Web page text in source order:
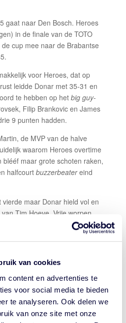
van cookies
content en advertenties te
voor social media te bieden
te analyseren. Ook delen we
van onze site met onze
gaat naar Den Bosch. Heroes
in de finale van de TOTO
cup mee naar de Brabantse
voor Heroes, dat op
leidde Donar met 35-31 en
te hebben op het big guy-
Filip Brankovic en James
9 punten hadden.
de MVP van de halve
waarom Heroes overtime
blééf maar grote schoten raken,
halfcourt buzzerbeatereind
maar Donar hield vol en
Tim Hoeve. Vrije worpen
Dorsey-Walker brachten
Justin Kier (foto hieronder)
‘Koning van de Wedstrijd’. Hij
rij om de overwinning binnen
24 punten, 6 rebounds en 5
voegde er na een trage